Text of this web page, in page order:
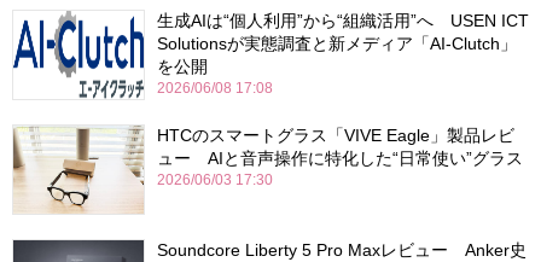
生成AIは“個人利用”から“組織活用”へ USEN ICT
Solutionsが実態調査と新メディア「AI-Clutch」
を公開
2026/06/08 17:08
HTCのスマートグラス「VIVE Eagle」製品レビ
ュー AIと音声操作に特化した“日常使い”グラス
2026/06/03 17:30
Soundcore Liberty 5 Pro Maxレビュー Anker史